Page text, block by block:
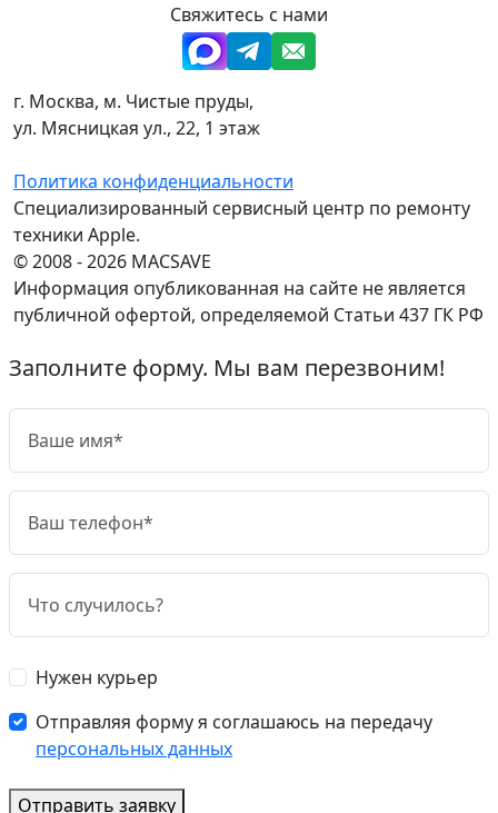
Свяжитесь с нами
г. Москва, м. Чистые пруды,
ул. Мясницкая ул., 22, 1 этаж
Политика конфиденциальности
Специализированный сервисный центр по ремонту
техники Apple.
© 2008 - 2026 MACSAVE
Информация опубликованная на сайте не является
публичной офертой, определяемой Статьи 437 ГК РФ
Заполните форму. Мы вам перезвоним!
Нужен курьер
Отправляя форму я соглашаюсь на передачу
персональных данных
Отправить заявку